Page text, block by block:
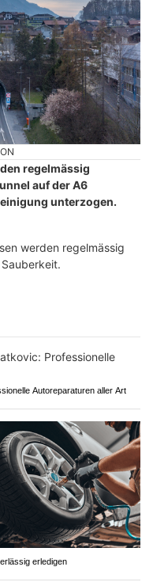
regelmässig
auf der A6
unterzogen.
werden regelmässig
Autoreparaturen aller Art
erledigen